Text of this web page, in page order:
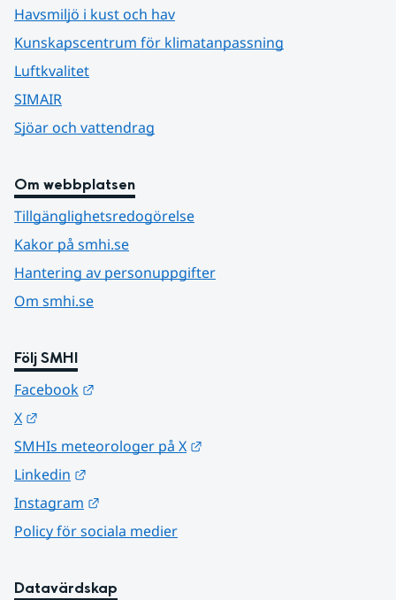
Havsmiljö i kust och hav
Kunskapscentrum för klimatanpassning
Luftkvalitet
SIMAIR
Sjöar och vattendrag
Om webbplatsen
Tillgänglighetsredogörelse
Kakor på smhi.se
Hantering av personuppgifter
Om smhi.se
Följ SMHI
Facebook
X
SMHIs meteorologer på X
Linkedin
Instagram
Policy för sociala medier
Datavärdskap